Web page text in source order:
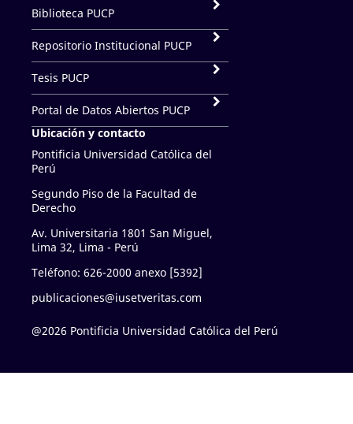
Biblioteca PUCP
Repositorio Institucional PUCP
Tesis PUCP
Portal de Datos Abiertos PUCP
Ubicación y contacto
Pontificia Universidad Católica del
Perú
Segundo Piso de la Facultad de
Derecho
Av. Universitaria 1801 San Miguel,
Lima 32, Lima - Perú
Teléfono: 626-2000 anexo [5392]
publicaciones@iusetveritas.com
@2026 Pontificia Universidad Católica del Perú